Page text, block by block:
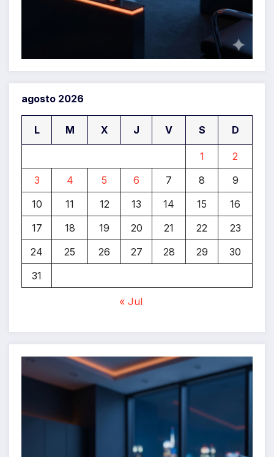
agosto 2026
L M X J V S D
1
2
3
4 5 6 7 8
9
10
11 12 13 14 15
16
17
18 19 20 21 22
23
24
25 26 27 28 29
30
31
« Jul